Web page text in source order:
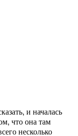
и началась
что она там
несколько